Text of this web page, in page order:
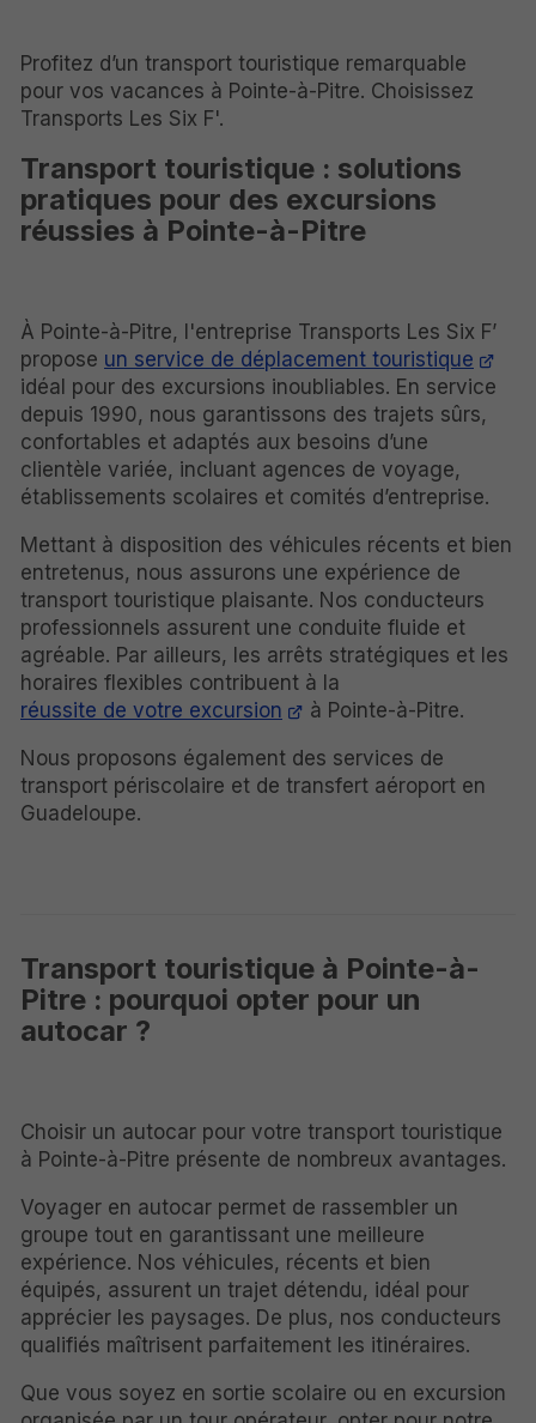
Profitez d’un transport touristique remarquable
pour vos vacances à Pointe-à-Pitre. Choisissez
Transports Les Six F'.
Transport touristique : solutions
pratiques pour des excursions
réussies à Pointe-à-Pitre
À Pointe-à-Pitre, l'entreprise Transports Les Six F’
propose un service de déplacement touristique
idéal pour des excursions inoubliables. En service
depuis 1990, nous garantissons des trajets sûrs,
confortables et adaptés aux besoins d’une
clientèle variée, incluant agences de voyage,
établissements scolaires et comités d’entreprise.
Mettant à disposition des véhicules récents et bien
entretenus, nous assurons une expérience de
transport touristique plaisante. Nos conducteurs
professionnels assurent une conduite fluide et
agréable. Par ailleurs, les arrêts stratégiques et les
horaires flexibles contribuent à la
réussite de votre excursion
à Pointe-à-Pitre.
Nous proposons également des services de
transport périscolaire et de transfert aéroport en
Guadeloupe.
Transport touristique à Pointe-à-
Pitre : pourquoi opter pour un
autocar ?
Choisir un autocar pour votre transport touristique
à Pointe-à-Pitre présente de nombreux avantages.
Voyager en autocar permet de rassembler un
groupe tout en garantissant une meilleure
expérience. Nos véhicules, récents et bien
équipés, assurent un trajet détendu, idéal pour
apprécier les paysages. De plus, nos conducteurs
qualifiés maîtrisent parfaitement les itinéraires.
Que vous soyez en sortie scolaire ou en excursion